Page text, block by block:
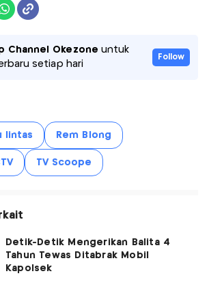
Channel Okezone untuk
setiap hari
Follow
lintas Rem Blong
TV Scoope
Detik-Detik Mengerikan Balita 4
Tahun Tewas Ditabrak Mobil
Kapolsek